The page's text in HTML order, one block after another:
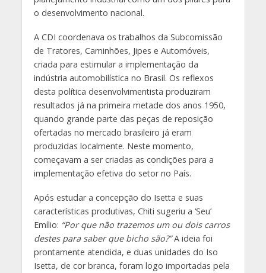
o desenvolvimento nacional.
A CDI coordenava os trabalhos da Subcomissão
de Tratores, Caminhões, Jipes e Automóveis,
criada para estimular a implementação da
indústria automobilística no Brasil. Os reflexos
desta política desenvolvimentista produziram
resultados já na primeira metade dos anos 1950,
quando grande parte das peças de reposição
ofertadas no mercado brasileiro já eram
produzidas localmente. Neste momento,
começavam a ser criadas as condições para a
implementação efetiva do setor no País.
Após estudar a concepção do Isetta e suas
características produtivas, Chiti sugeriu a ‘Seu’
Emílio: “Por que não trazemos um ou dois carros
destes para saber que bicho são?”A ideia foi
prontamente atendida, e duas unidades do Iso
Isetta, de cor branca, foram logo importadas pela